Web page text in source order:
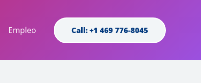
Empleo Call: +1 469 776-8045